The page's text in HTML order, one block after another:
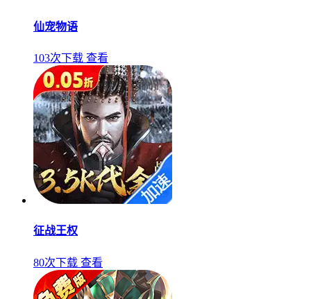
仙宠物语
103次下载 查看
征战王权
80次下载 查看